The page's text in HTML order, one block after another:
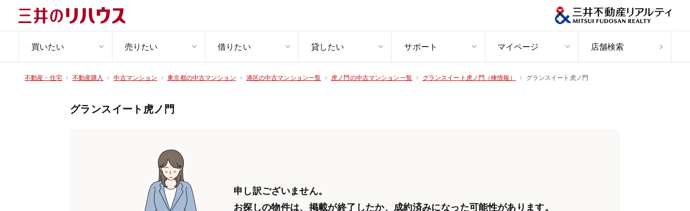
買いたい 売りたい 借りたい 貸したい サポート マイページ 店舗検索
不動産・住宅 不動産購入 中古マンション 東京都の中古マンション 港区の中古マンション一覧 虎ノ門の中古マンション一覧 グランスイート虎ノ門（棟情報） グランスイート虎ノ門
グランスイート虎ノ門
申し訳ございません。
お探しの物件は、掲載が終了したか、 成約済みになった可能性があります。